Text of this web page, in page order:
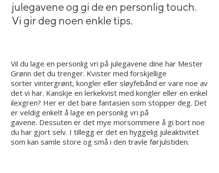
julegavene og gi de en personlig touch.
Vi gir deg noen enkle tips.
Vil du lage en personlig vri på julegavene dine har Mester
Grønn det du trenger. Kvister med forskjellige
sorter vintergrønt, kongler eller sløyfebånd er vare noe av
det vi har. Kanskje en lerkekvist med kongler eller en enkel
ilexgren? Her er det bare fantasien som stopper deg. Det
er veldig enkelt å lage en personlig vri på
gavene. Dessuten er det mye morsommere å gi bort noe
du har gjort selv. I tillegg er det en hyggelig juleaktivitet
som kan samle store og små i den travle førjulstiden.